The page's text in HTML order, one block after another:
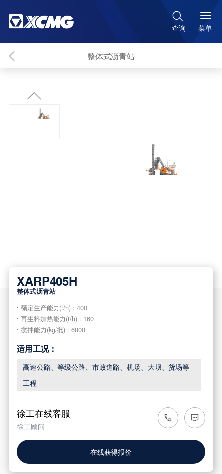

查询 菜单
整体式沥青站


XARP405H
整体式沥青站
额定生产能力(t/h) : 400
再生料加热能力(t/h) : 160
搅拌能力(kg/批) : 6000
适用工况：
高速公路、等级公路、市政道路、机场、大坝、货场等
工程
徐工在线客服
徐工顾问
在线获得报价